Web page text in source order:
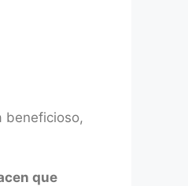
beneficioso,
que